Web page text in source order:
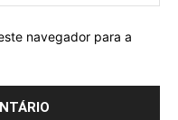
navegador para a